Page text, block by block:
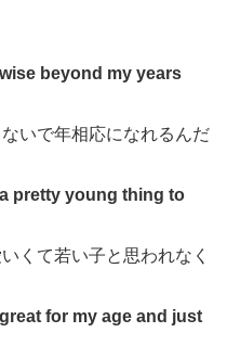
beyond my years
いで年相応になれるんだ
pretty young thing to
くて若い子と思われなく
for my age and just